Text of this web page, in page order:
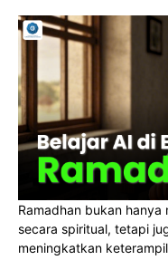
Ramadhan bukan
secara spiritual, tetapi
meningkatkan